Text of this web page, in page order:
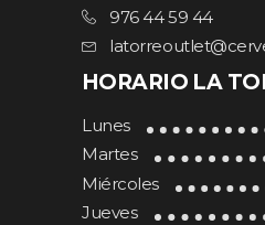
976 44 59 44
HORARIO LA
Lunes
Martes
Miércoles
Jueves